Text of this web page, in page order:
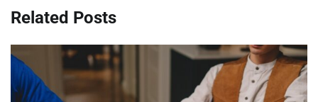
Related Posts